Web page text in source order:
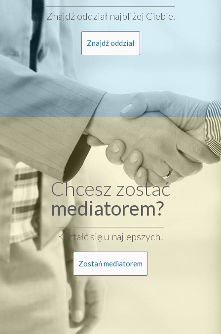
Znajdź oddział najbliżej Ciebie.
Znajdź oddział
Chcesz zostać
mediatorem?
Kształć się u najlepszych!
Zostań mediatorem